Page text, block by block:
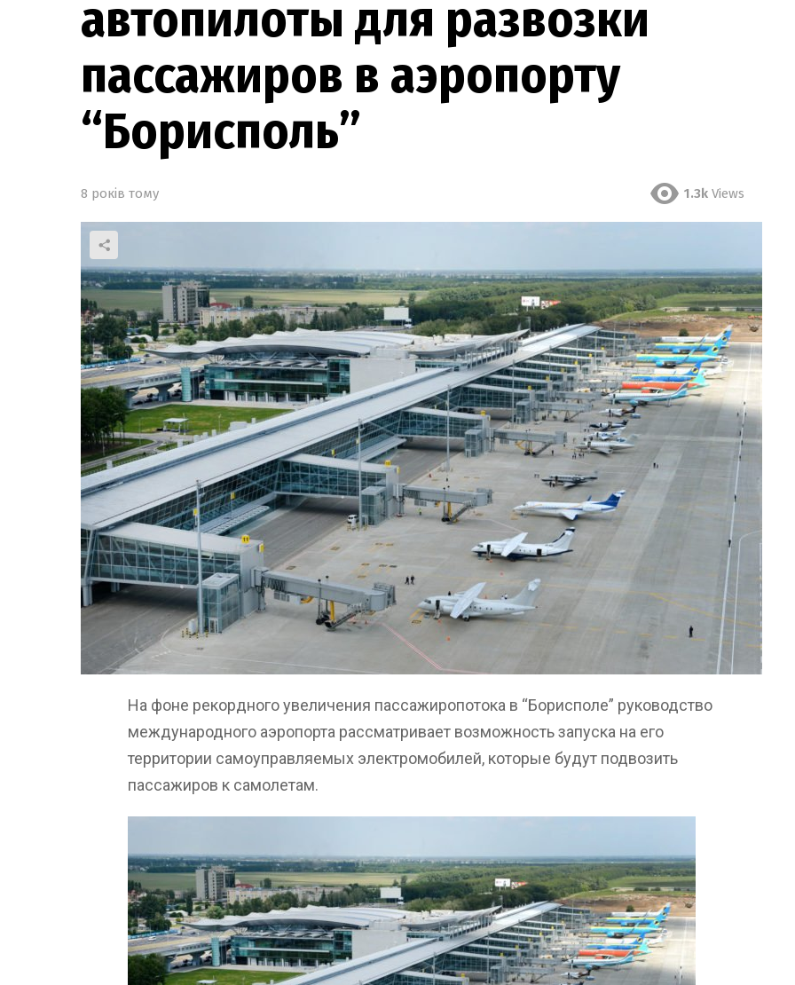
автопилоты для развозки
пассажиров в аэропорту
“Борисполь”
8 років тому 1.3k Views
На фоне рекордного увеличения пассажиропотока в “Борисполе” руководство
международного аэропорта рассматривает возможность запуска на его
территории самоуправляемых электромобилей, которые будут подвозить
пассажиров к самолетам.